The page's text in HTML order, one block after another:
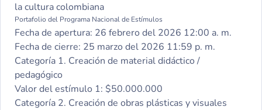
la cultura colombiana
Portafolio del Programa Nacional de Estímulos
Fecha de apertura: 26 febrero del 2026 12:00 a. m.
Fecha de cierre: 25 marzo del 2026 11:59 p. m.
Categoría 1. Creación de material didáctico /
pedagógico
Valor del estímulo 1: $50.000.000
Categoría 2. Creación de obras plásticas y visuales